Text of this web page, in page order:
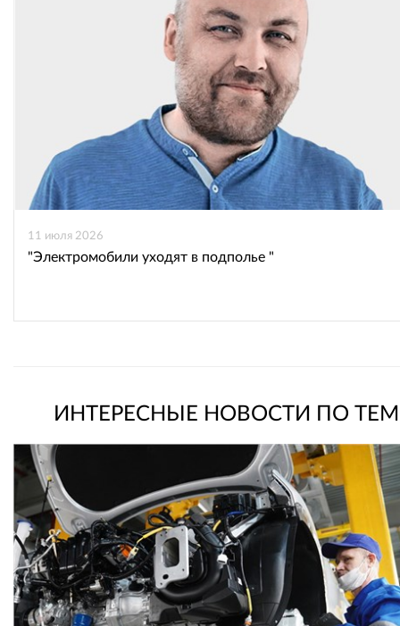
11 июля 2026
"Электромобили уходят в подполье "
ИНТЕРЕСНЫЕ НОВОСТИ ПО